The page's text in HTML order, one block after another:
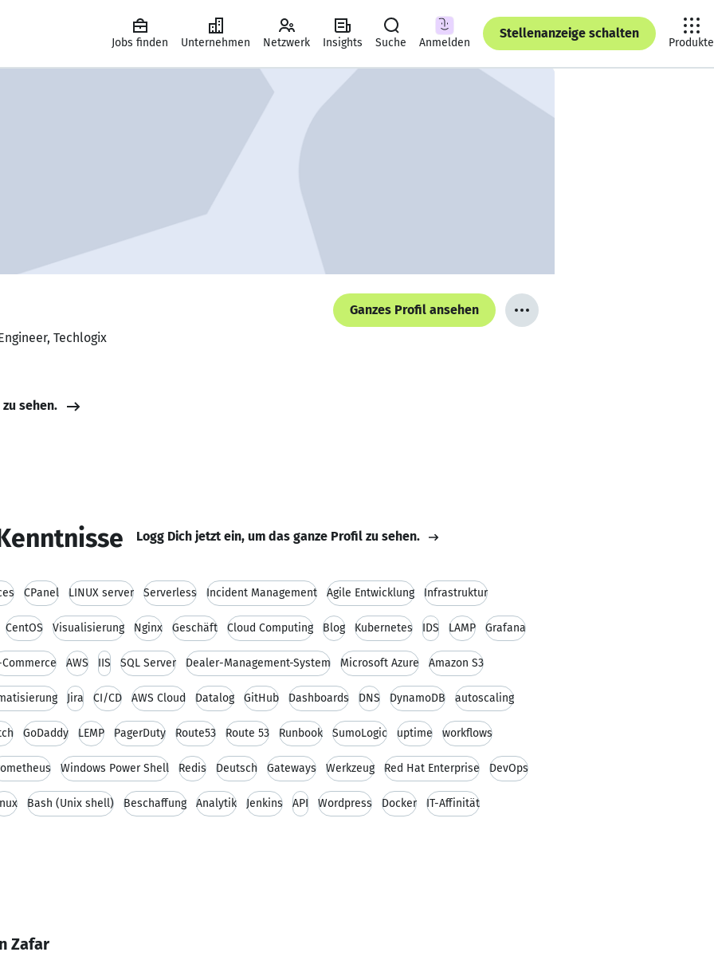
Jobs finden Unternehmen Netzwerk Insights Suche Anmelden
Stellenanzeige schalten
Produkte
Ganzes Profil ansehen
Techlogix
sehen.
Logg Dich jetzt ein, um das ganze Profil zu sehen.
CPanel LINUX server Serverless Incident Management Agile Entwicklung Infrastruktur
CentOS Visualisierung Nginx Geschäft Cloud Computing Blog Kubernetes IDS LAMP Grafana
Commerce AWS IIS SQL Server Dealer-Management-System Microsoft Azure Amazon S3
Jira CI/CD AWS Cloud Datalog GitHub Dashboards DNS DynamoDB autoscaling
GoDaddy LEMP PagerDuty Route53 Route 53 Runbook SumoLogic uptime workflows
Windows Power Shell Redis Deutsch Gateways Werkzeug Red Hat Enterprise DevOps
Bash (Unix shell) Beschaffung Analytik Jenkins API Wordpress Docker IT-Affinität
Zafar